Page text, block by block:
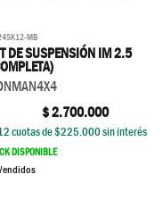
MB
DE SUSPENSIÓN IM 2.5
$2.700.000
cuotas de $225.000sin interés
DISPONIBLE